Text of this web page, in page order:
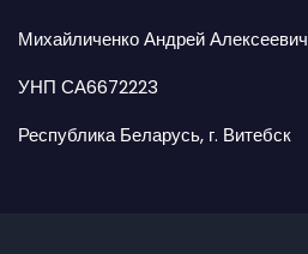
Михайличенко Андрей Алексеевич
УНП СА6672223
Республика Беларусь, г. Витебск